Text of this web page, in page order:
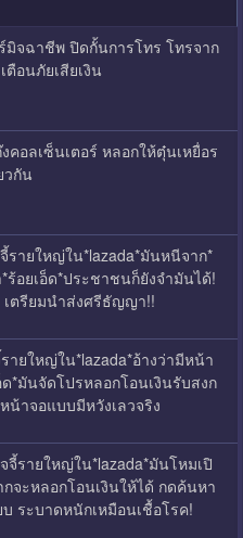
มิจฉาชีพ ปิดกั้นการโทร โทรจาก
ตือนภัยเสียเงิน
คอลเซ็นเตอร์ หลอกให้ตุ๋นเหยื่อร
วกัน
รายใหญ่ใน*lazada*มันหนีจาก*
อยเอ็ด*ประชาชนก็ยังจำมันได้!
เตรียมนำส่งศรีธัญญา!!
ายใหญ่ใน*lazada*อ้างว่ามีหน้า
ด*มันจัดโปรหลอกโอนเงินรับสงก
น้าจอแบบมีหวังเลวจริง
รายใหญ่ใน*lazada*มันโหมเปิ
จะหลอกโอนเงินให้ได้ กดค้นหา
บ ระบาดหนักเหมือนเชื้อโรค!